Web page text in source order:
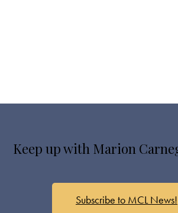
Keep up with Marion
Subscribe to MCL News!